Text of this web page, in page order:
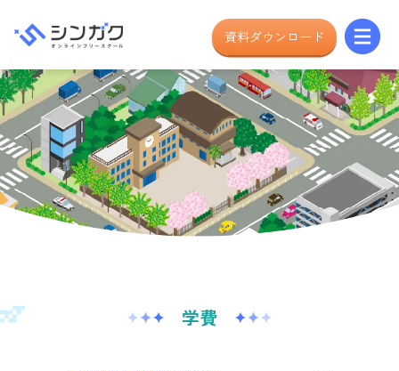
資料ダウンロード
学費